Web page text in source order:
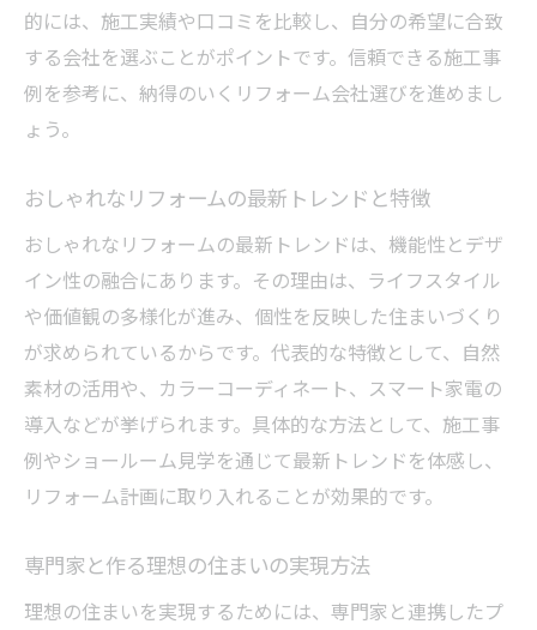
的には、施工実績や口コミを比較し、自分の希望に合致
する会社を選ぶことがポイントです。信頼できる施工事
例を参考に、納得のいくリフォーム会社選びを進めまし
ょう。
おしゃれなリフォームの最新トレンドと特徴
おしゃれなリフォームの最新トレンドは、機能性とデザ
イン性の融合にあります。その理由は、ライフスタイル
や価値観の多様化が進み、個性を反映した住まいづくり
が求められているからです。代表的な特徴として、自然
素材の活用や、カラーコーディネート、スマート家電の
導入などが挙げられます。具体的な方法として、施工事
例やショールーム見学を通じて最新トレンドを体感し、
リフォーム計画に取り入れることが効果的です。
専門家と作る理想の住まいの実現方法
理想の住まいを実現するためには、専門家と連携したプ